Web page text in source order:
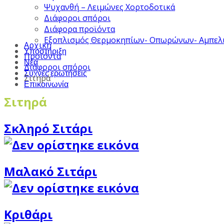
Ψυχανθή – Λειμώνες Χορτοδοτικά
Διάφοροι σπόροι
Διάφορα προϊόντα
Εξοπλισμός Θερμοκηπίων- Οπωρώνων-
Υποστήριξη
Νέα
Συχνές ερωτήσεις
Επικοινωνία
Αρχική
Προϊόντα
Διάφοροι σπόροι
Σιτηρά
Σιτηρά
Σκληρό Σιτάρι
Μαλακό Σιτάρι
Κριθάρι